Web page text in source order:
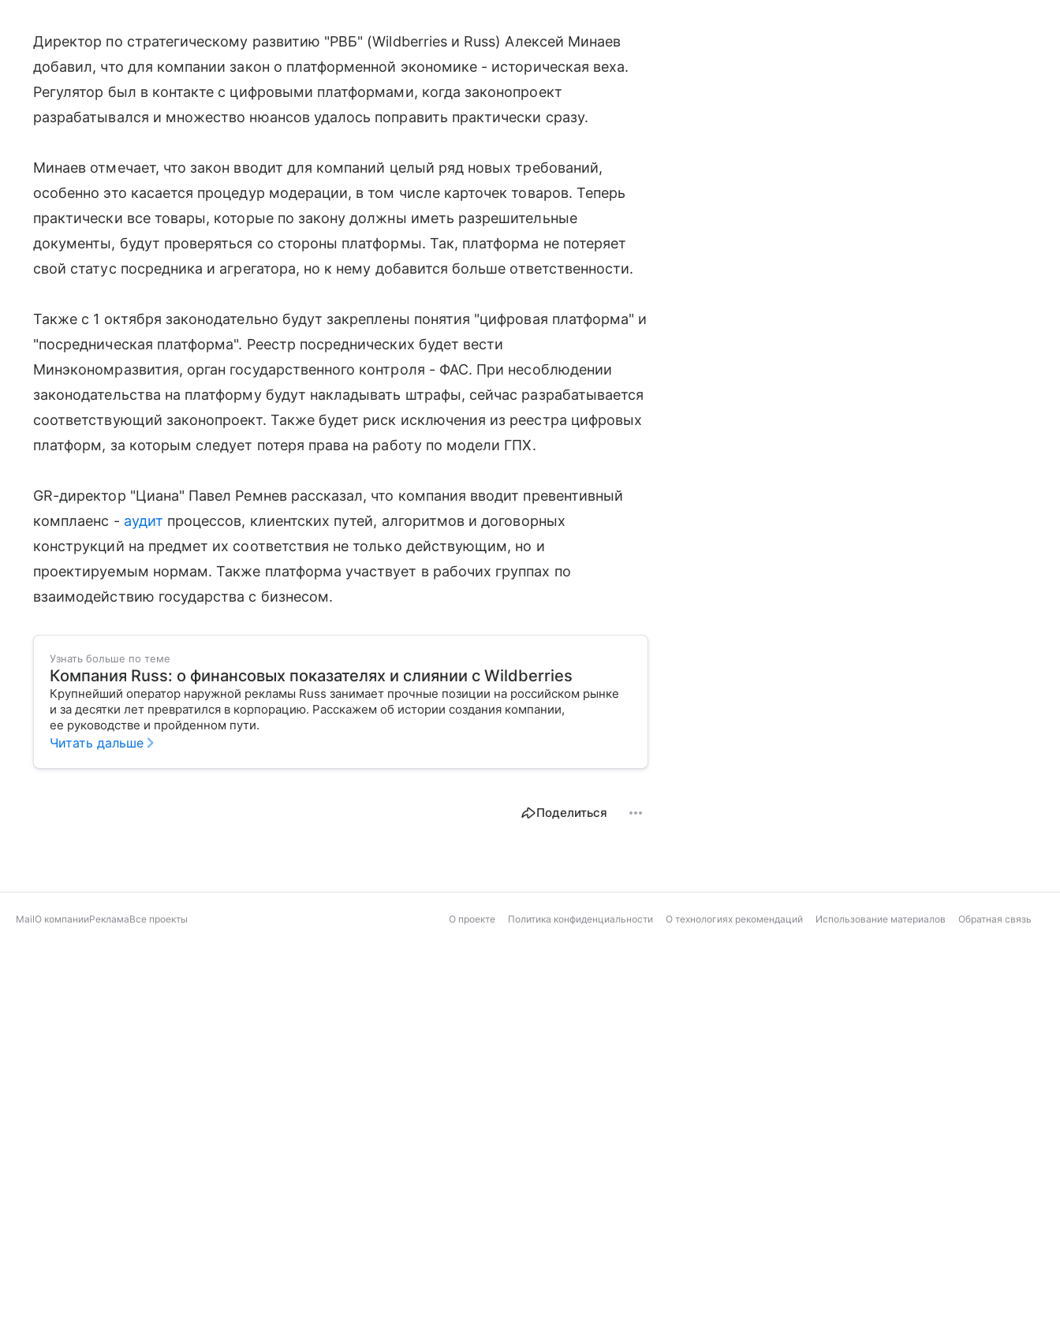
Директор по стратегическому развитию "РВБ" (Wildberries и Russ) Алексей Минаев
добавил, что для компании закон о платформенной экономике - историческая веха.
Регулятор был в контакте с цифровыми платформами, когда законопроект
разрабатывался и множество нюансов удалось поправить практически сразу.
Минаев отмечает, что закон вводит для компаний целый ряд новых требований,
особенно это касается процедур модерации, в том числе карточек товаров. Теперь
практически все товары, которые по закону должны иметь разрешительные
документы, будут проверяться со стороны платформы. Так, платформа не потеряет
свой статус посредника и агрегатора, но к нему добавится больше ответственности.
Также с 1 октября законодательно будут закреплены понятия "цифровая платформа" и
"посредническая платформа". Реестр посреднических будет вести
Минэкономразвития, орган государственного контроля - ФАС. При несоблюдении
законодательства на платформу будут накладывать штрафы, сейчас разрабатывается
соответствующий законопроект. Также будет риск исключения из реестра цифровых
платформ, за которым следует потеря права на работу по модели ГПХ.
GR-директор "Циана" Павел Ремнев рассказал, что компания вводит превентивный
комплаенс - аудит процессов, клиентских путей, алгоритмов и договорных
конструкций на предмет их соответствия не только действующим, но и
проектируемым нормам. Также платформа участвует в рабочих группах по
взаимодействию государства с бизнесом.
Узнать больше по теме
Компания Russ: о финансовых показателях и слиянии с Wildberries
Крупнейший оператор наружной рекламы Russ занимает прочные позиции на российском рынке
и за десятки лет превратился в корпорацию. Расскажем об истории создания компании,
ее руководстве и пройденном пути.
Читать дальше
Поделиться
MailО компанииРекламаВсе проекты О проекте Политика конфиденциальности О технологиях рекомендаций Использование материалов Обратная связь